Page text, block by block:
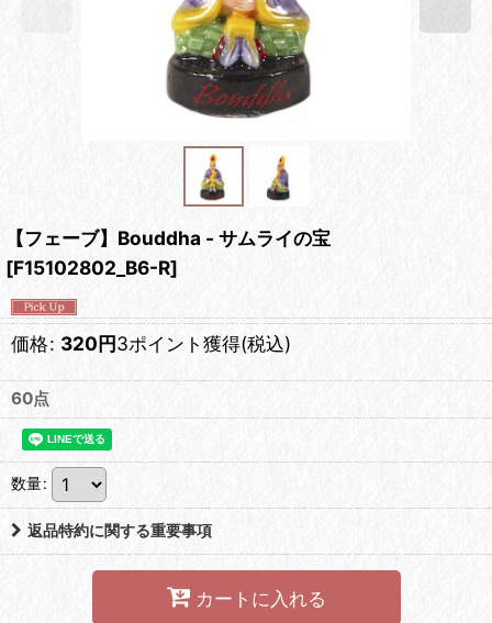
【フェーブ】Bouddha - サムライの宝
[F15102802_B6-R]
価格: 320円3ポイント獲得(税込)
60点
数量:
返品特約に関する重要事項
カートに入れる